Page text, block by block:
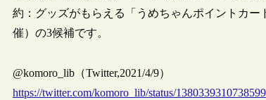
約：グッズがもらえる「うめちゃんポイントカ
催）の3候補です。
@komoro_lib（Twitter,2021/4/9）
https://twitter.com/komoro_lib/status/